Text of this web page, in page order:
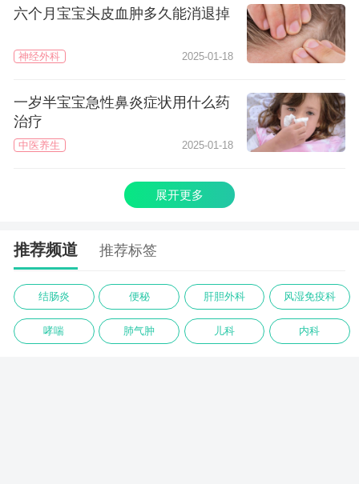
六个月宝宝头皮血肿多久能消退掉
神经外科 2025-01-18
一岁半宝宝急性鼻炎症状用什么药
治疗
中医养生 2025-01-18
展开更多
推荐频道 推荐标签
结肠炎 便秘 肝胆外科 风湿免疫科
哮喘 肺气肿 儿科 内科